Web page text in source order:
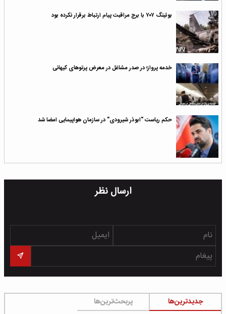
بوئینگ ۷۰۷ با برج مراقبت پیام ارتباط برقرار نکرده بود
خدمه پرواز؛ در صدر مشاغل در معرض پرتوهای کیهانی
حکم ریاست "ابوذر شیرودی" در سازمان هواپیمایی امضا شد
ارسال نظر
جدیدترین‌ها پربحث‌ترین‌ها